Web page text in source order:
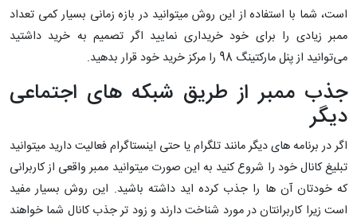
است، شما با استفاده از این روش میتوانید در بازه زمانی بسیار کمی تعداد
ممبر زیادی را برای خود خریداری نمایید اگر تصمیم به خرید داشتید
می‌توانید از پنل مارکتینگ 98 را مرکز خرید خود قرار بدهید.
جذب ممبر از طریق شبکه های اجتماعی
دیگر
اگر در برنامه های دیگر مانند تلگرام یا حتی اینستاگرام فعالیت دارید میتوانید
تبلیغ کانال خود را شروع کنید به این صورت میتوانید ممبر واقعی از کاربرانی
که خودتان آن ها را جذب کرده اید داشته باشید. این روش بسیار مفید
است زیرا کاربرانتان در مورد شناخت دارند و زود تر جذب کانال شما خواهند